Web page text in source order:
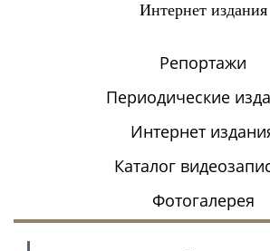
Интернет издания
Репортажи
Периодические
Интернет
Каталог
Фотогалерея